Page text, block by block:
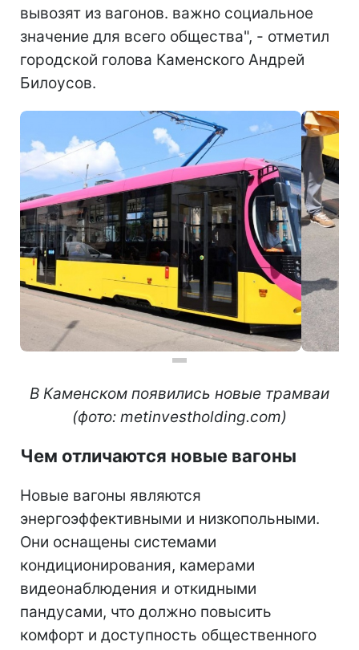
вывозят из вагонов. важно социальное
значение для всего общества", - отметил
городской голова Каменского Андрей
Билоусов.
В Каменском появились новые трамваи
(фото: metinvestholding.com)
Чем отличаются новые вагоны
Новые вагоны являются
энергоэффективными и низкопольными.
Они оснащены системами
кондиционирования, камерами
видеонаблюдения и откидными
пандусами, что должно повысить
комфорт и доступность общественного